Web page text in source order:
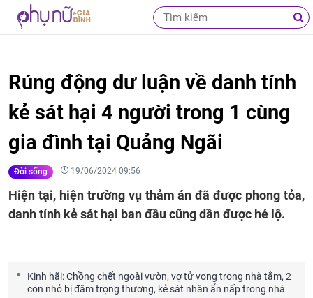
Rúng động dư luận về danh tính
kẻ sát hại 4 người trong 1 cùng
gia đình tại Quảng Ngãi
Đời sống 19/06/2024 09:56
Hiện tại, hiện trường vụ thảm án đã được phong tỏa,
danh tính kẻ sát hại ban đầu cũng dần được hé lộ.
Kinh hãi: Chồng chết ngoài vườn, vợ tử vong trong nhà tắm, 2
con nhỏ bị đâm trọng thương, kẻ sát nhân ẩn nấp trong nhà